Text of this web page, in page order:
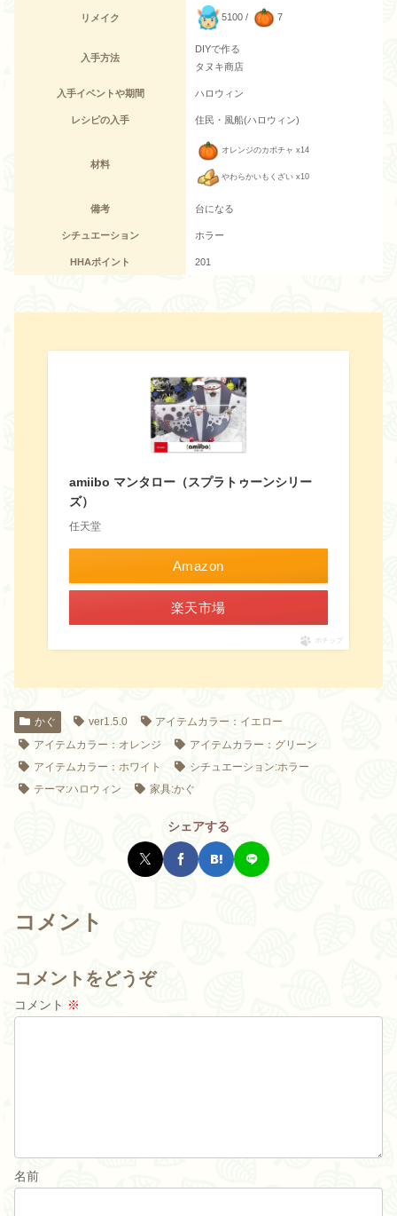
リメイク 5100 / 7
入手方法
DIYで作る
タヌキ商店
入手イベントや期間 ハロウィン
レシピの入手 住民・風船(ハロウィン)
材料
オレンジのカボチャ x14
やわらかいもくざい x10
備考 台になる
シチュエーション ホラー
HHAポイント 201
amiibo マンタロー（スプラトゥーンシリー
ズ）
任天堂
Amazon
楽天市場
ポチップ
かぐ ver1.5.0
アイテムカラー：イエロー
アイテムカラー：オレンジ
アイテムカラー：グリーン
アイテムカラー：ホワイト
シチュエーション:ホラー
テーマ:ハロウィン
家具:かぐ
シェアする
コメント
コメントをどうぞ
コメント ※
名前